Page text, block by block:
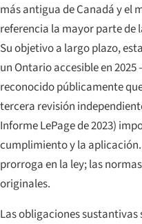
más antigua de Canadá y el
referencia la mayor parte de
Su objetivo a largo plazo,
un Ontario accesible en
reconocido públicamente
tercera revisión
Informe LePage de 2023)
cumplimiento y la
prorroga en la ley; las
originales.
Las obligaciones sustantivas